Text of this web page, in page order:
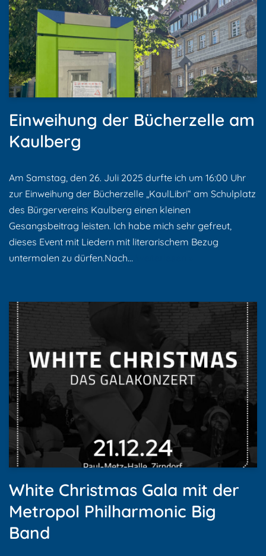
Einweihung der Bücherzelle am
Kaulberg
Am Samstag, den 26. Juli 2025 durfte ich um 16:00 Uhr
zur Einweihung der Bücherzelle „KaulLibri“ am Schulplatz
des Bürgervereins Kaulberg einen kleinen
Gesangsbeitrag leisten. Ich habe mich sehr gefreut,
dieses Event mit Liedern mit literarischem Bezug
untermalen zu dürfen.Nach…
White Christmas Gala mit der
Metropol Philharmonic Big
Band